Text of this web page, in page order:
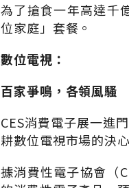
為了搶食一年高達千
位家庭」套餐。
數位電視：
百家爭鳴，各領風騷
CES消費電子展一進
耕數位電視市場的決
據消費性電子協會（